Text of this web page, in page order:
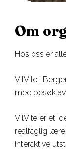
Om
Hos oss er
VilVite i
med besøk
VilVite er et
realfaglig
interaktive